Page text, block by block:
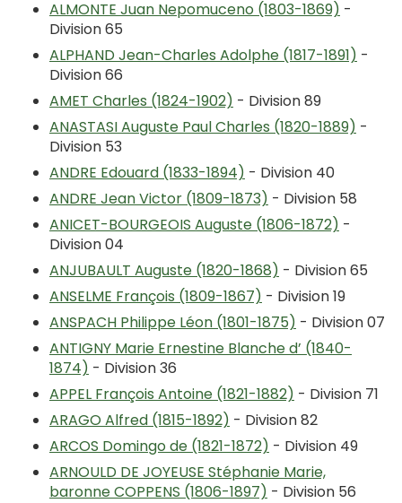
ALMONTE Juan Nepomuceno (1803-1869) -
Division 65
ALPHAND Jean-Charles Adolphe (1817-1891) -
Division 66
AMET Charles (1824-1902) - Division 89
ANASTASI Auguste Paul Charles (1820-1889) -
Division 53
ANDRE Edouard (1833-1894) - Division 40
ANDRE Jean Victor (1809-1873) - Division 58
ANICET-BOURGEOIS Auguste (1806-1872) -
Division 04
ANJUBAULT Auguste (1820-1868) - Division 65
ANSELME François (1809-1867) - Division 19
ANSPACH Philippe Léon (1801-1875) - Division 07
ANTIGNY Marie Ernestine Blanche d’ (1840-
1874) - Division 36
APPEL François Antoine (1821-1882) - Division 71
ARAGO Alfred (1815-1892) - Division 82
ARCOS Domingo de (1821-1872) - Division 49
ARNOULD DE JOYEUSE Stéphanie Marie,
baronne COPPENS (1806-1897) - Division 56